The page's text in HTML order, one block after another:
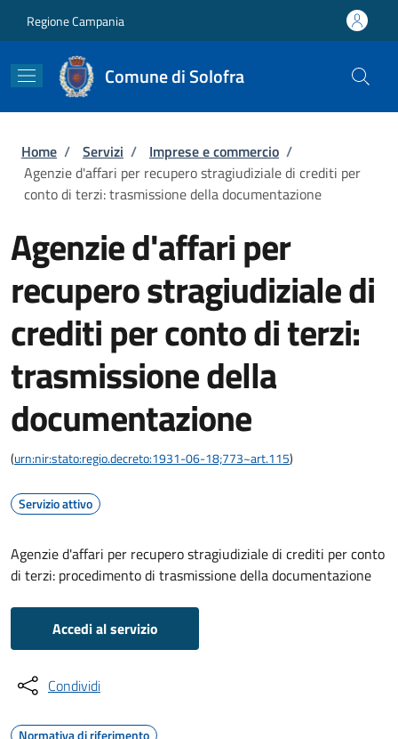
Regione Campania
Comune di Solofra
Briciole di pane
Home / Servizi / Imprese e commercio /
Agenzie d'affari per recupero stragiudiziale di crediti per
conto di terzi: trasmissione della documentazione
Agenzie d'affari per
recupero stragiudiziale di
crediti per conto di terzi:
trasmissione della
documentazione
(urn:nir:stato:regio.decreto:1931-06-18;773~art.115)
Servizio attivo
Agenzie d'affari per recupero stragiudiziale di crediti per conto
di terzi: procedimento di trasmissione della documentazione
Accedi al servizio
Condividi
Normativa di riferimento